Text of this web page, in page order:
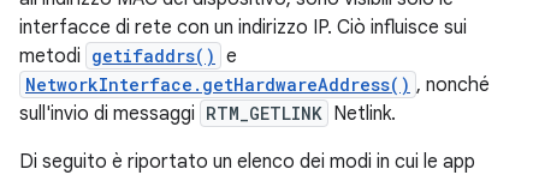
interfacce di rete con un indirizzo IP. Ciò influisce sui
metodi getifaddrs() e
NetworkInterface.getHardwareAddress() , nonché
sull'invio di messaggi RTM_GETLINK Netlink.
Di seguito è riportato un elenco dei modi in cui le app